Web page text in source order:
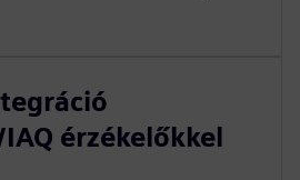
érzékelőkkel